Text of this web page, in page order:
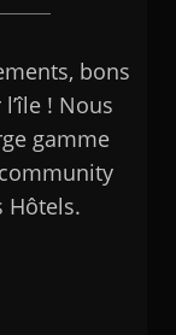
bons
! Nous
gamme
Hôtels.